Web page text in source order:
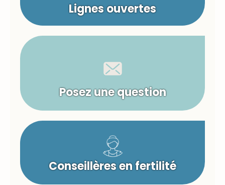
Lignes ouvertes
Posez une question
Conseillères en fertilité